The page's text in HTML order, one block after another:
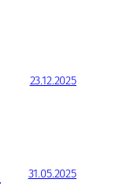
23.12.2025
31.05.2025